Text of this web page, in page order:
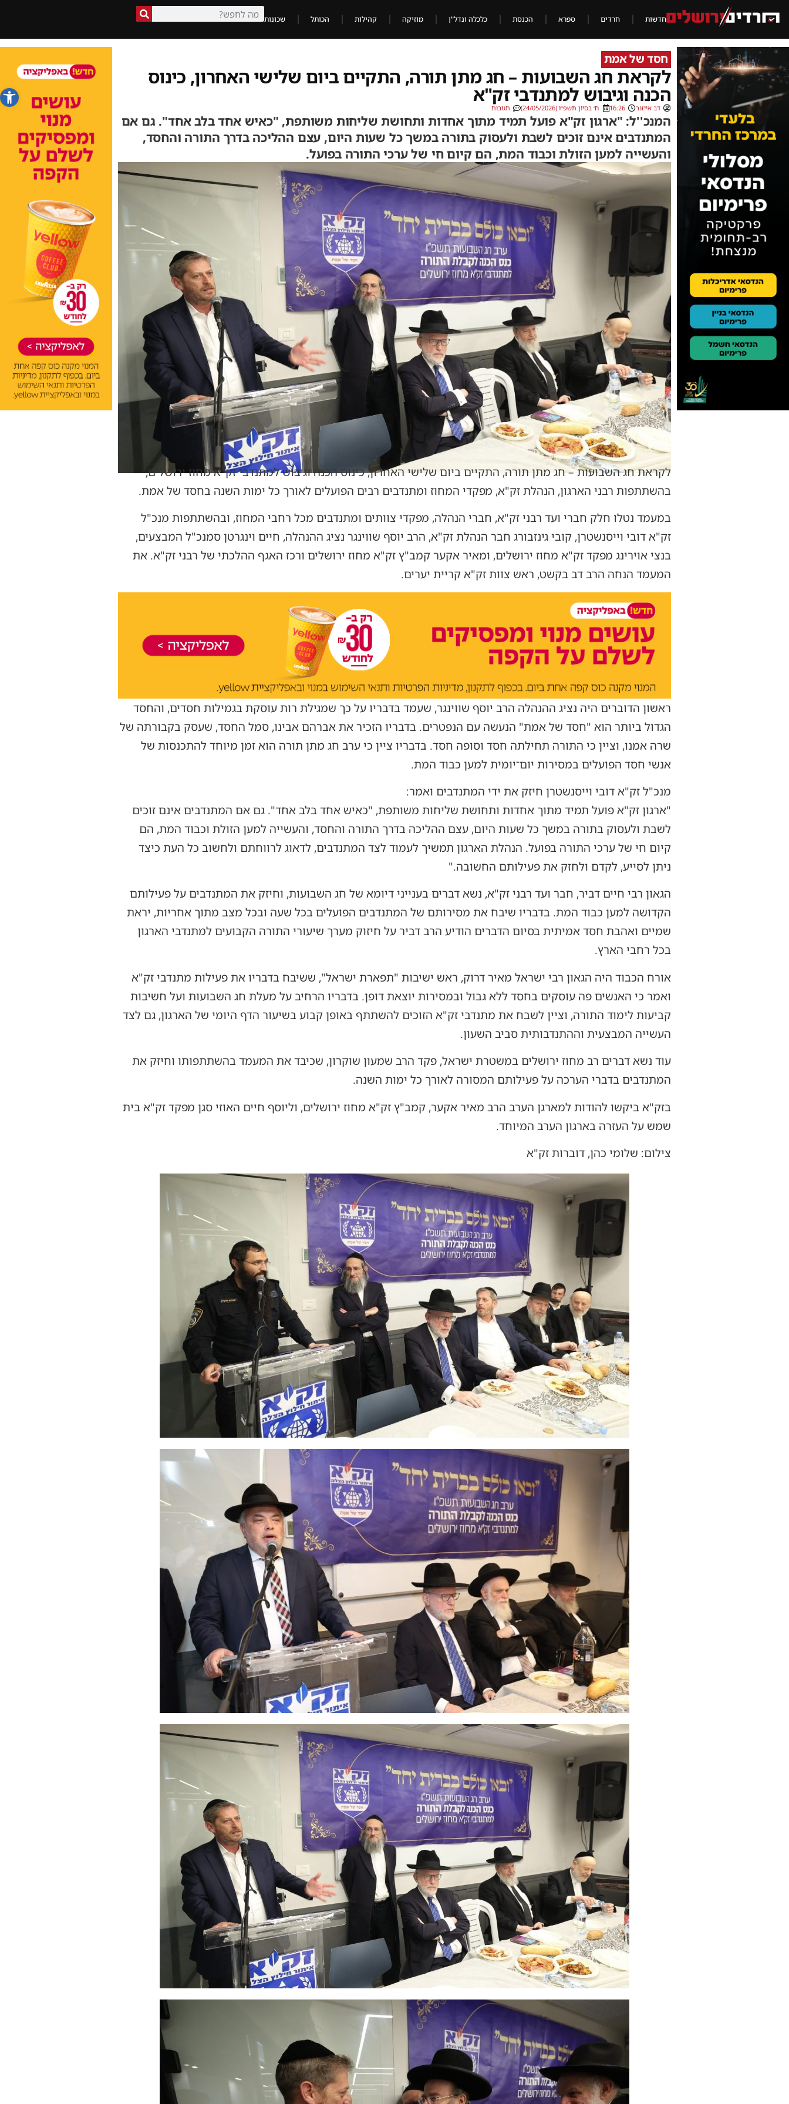
פתח
חדשות חרדים ספרא הכנסת כלכלה ונדל"ן מוזיקה קהילות הכותל שכונות
חסד של אמת
לקראת חג השבועות – חג מתן תורה, התקיים ביום שלישי האחרון, כינוס
הכנה וגיבוש למתנדבי זק"א
דב אייזנר 16:26 ח׳ בסיון תשפ״ו (24/05/2026) תגובות
המנכ''ל: "ארגון זק"א פועל תמיד מתוך אחדות ותחושת שליחות משותפת, "כאיש אחד בלב אחד". גם אם
המתנדבים אינם זוכים לשבת ולעסוק בתורה במשך כל שעות היום, עצם ההליכה בדרך התורה והחסד,
והעשייה למען הזולת וכבוד המת, הם קיום חי של ערכי התורה בפועל.
לקראת חג השבועות – חג מתן תורה, התקיים ביום שלישי האחרון, כינוס הכנה וגיבוש למתנדבי זק"א מחוז ירושלים,
בהשתתפות רבני הארגון, הנהלת זק"א, מפקדי המחוז ומתנדבים רבים הפועלים לאורך כל ימות השנה בחסד של אמת.
במעמד נטלו חלק חברי ועד רבני זק"א, חברי הנהלה, מפקדי צוותים ומתנדבים מכל רחבי המחוז, ובהשתתפות מנכ"ל
זק"א דובי וייסנשטרן, קובי גינזבורג חבר הנהלת זק"א, הרב יוסף שווינגר נציג ההנהלה, חיים וינגרטן סמנכ"ל המבצעים,
בנצי אוירינג מפקד זק"א מחוז ירושלים, ומאיר אקער קמב"ץ זק"א מחוז ירושלים ורכז האגף ההלכתי של רבני זק"א. את
המעמד הנחה הרב דב בקשט, ראש צוות זק"א קריית יערים.
ראשון הדוברים היה נציג ההנהלה הרב יוסף שווינגר, שעמד בדבריו על כך שמגילת רות עוסקת בגמילות חסדים, והחסד
הגדול ביותר הוא "חסד של אמת" הנעשה עם הנפטרים. בדבריו הזכיר את אברהם אבינו, סמל החסד, שעסק בקבורתה של
שרה אמנו, וציין כי התורה תחילתה חסד וסופה חסד. בדבריו ציין כי ערב חג מתן תורה הוא זמן מיוחד להתכנסות של
אנשי חסד הפועלים במסירות יום־יומית למען כבוד המת.
מנכ"ל זק"א דובי וייסנשטרן חיזק את ידי המתנדבים ואמר:
"ארגון זק"א פועל תמיד מתוך אחדות ותחושת שליחות משותפת, "כאיש אחד בלב אחד". גם אם המתנדבים אינם זוכים
לשבת ולעסוק בתורה במשך כל שעות היום, עצם ההליכה בדרך התורה והחסד, והעשייה למען הזולת וכבוד המת, הם
קיום חי של ערכי התורה בפועל. הנהלת הארגון תמשיך לעמוד לצד המתנדבים, לדאוג לרווחתם ולחשוב כל העת כיצד
ניתן לסייע, לקדם ולחזק את פעילותם החשובה."
הגאון רבי חיים דביר, חבר ועד רבני זק"א, נשא דברים בענייני דיומא של חג השבועות, וחיזק את המתנדבים על פעילותם
הקדושה למען כבוד המת. בדבריו שיבח את מסירותם של המתנדבים הפועלים בכל שעה ובכל מצב מתוך אחריות, יראת
שמיים ואהבת חסד אמיתית בסיום הדברים הודיע הרב דביר על חיזוק מערך שיעורי התורה הקבועים למתנדבי הארגון
בכל רחבי הארץ.
אורח הכבוד היה הגאון רבי ישראל מאיר דרוק, ראש ישיבות "תפארת ישראל", ששיבח בדבריו את פעילות מתנדבי זק"א
ואמר כי האנשים פה עוסקים בחסד ללא גבול ובמסירות יוצאת דופן. בדבריו הרחיב על מעלת חג השבועות ועל חשיבות
קביעות לימוד התורה, וציין לשבח את מתנדבי זק"א הזוכים להשתתף באופן קבוע בשיעור הדף היומי של הארגון, גם לצד
העשייה המבצעית וההתנדבותית סביב השעון.
עוד נשא דברים רב מחוז ירושלים במשטרת ישראל, פקד הרב שמעון שוקרון, שכיבד את המעמד בהשתתפותו וחיזק את
המתנדבים בדברי הערכה על פעילותם המסורה לאורך כל ימות השנה.
בזק"א ביקשו להודות למארגן הערב הרב מאיר אקער, קמב"ץ זק"א מחוז ירושלים, וליוסף חיים האוזי סגן מפקד זק"א בית
שמש על העזרה בארגון הערב המיוחד.
צילום: שלומי כהן, דוברות זק"א